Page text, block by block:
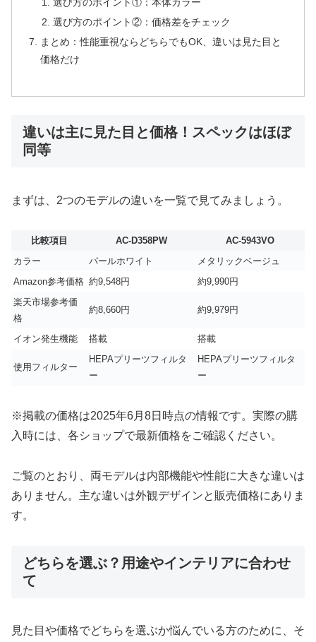
選び方のポイント②：価格差をチェック
まとめ：性能重視ならどちらでもOK、違いは見た目と
価格だけ
違いは主に見た目と価格！スペックはほぼ
同等
まずは、2つのモデルの違いを一覧で見てみましょう。
比較項目 AC-D358PW
AC-5943VO
カラー
パールホワイト
メタリックベージュ
Amazon参考価格 約9,548円
約9,990円
楽天市場参考価
格
約8,660円 約9,979円
イオン発生機能 搭載 搭載
使用フィルター
HEPAプリーツフィルタ
ー
HEPAプリーツフィルタ
ー
※掲載の価格は2025年6月8日時点の情報です。実際の購
入時には、各ショップで最新価格をご確認ください。
ご覧のとおり、両モデルは内部機能や性能に大きな違いは
ありません。主な違いは外観デザインと販売価格にありま
す。
どちらを選ぶ？用途やインテリアに合わせ
て
見た目や価格でどちらを選ぶか悩んでいる方のために、そ